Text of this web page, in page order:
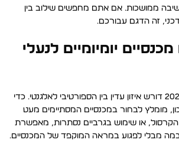
ממושכות. אם אתם מחפשים שילוב בין
זה הדגם עבורכם.
יומיומיים לנעלי
השילוב הקלאסי של 2026 דורש איזון עדין בין הספורטיבי לאלגנטי. כדי
מומלץ לבחור במכנסיים המסתיימים מעט
או שימוש בגרביים נסתרות, מאפשרת
מבלי לפגוע במראה המוקפד של המכנסיים.